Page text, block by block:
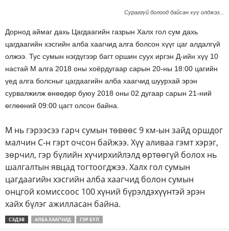
Сураггүй болоод байсан хүү олджээ...
Дорнод аймаг дахь Цагдаагийн газрын Халх гол сум дахь
цагдаагийн хэсгийн алба хаагчид алга болсон хүүг цаг алдалгүй
олжээ. Тус сумын нэгдүгээр багт оршин суух иргэн Д-ийн хүү 10
настай М алга 2018 оны хоёрдугаар сарын 20-ны 18:00 цагийн
үед алга болсныг цагдаагийн алба хаагчид шуурхай эрэн
сурвалжилж өнөөдөр буюу 2018 оны 02 дугаар сарын 21-ний
өглөөний 09:00 цагт олсон байна.
М нь гэрээсээ гарч сумын төвөөс 9 км-ын зайд оршдог
малчин С-н гэрт очсон байжээ. Хүү аливаа гэмт хэрэг,
зөрчил, гэр бүлийн хүчирхийлэлд өртөөгүй болох нь
шалгалтын явцад тогтоогджээ. Халх гол сумын
цагдаагийн хэсгийн алба хаагчид болон сумын
онцгой комиссоос 100 хүний бүрэлдэхүүнтэй эрэн
хайх бүлэг ажилласан байна.
СЭДЭВ АЛБА ХААГЧИД ГЭР БҮЛ